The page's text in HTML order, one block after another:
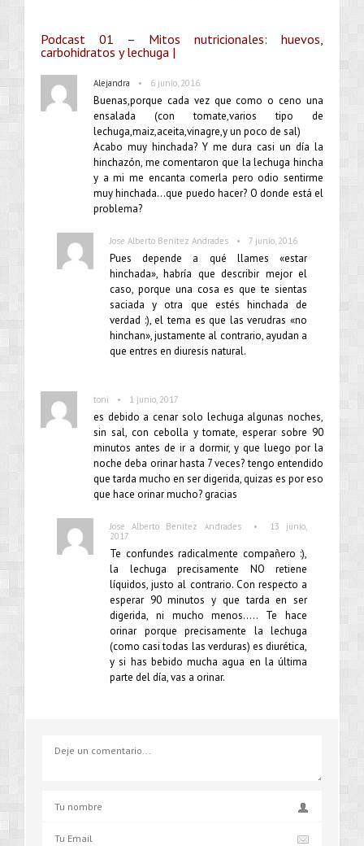
Podcast 01 – Mitos nutricionales: huevos,
carbohidratos y lechuga |
Alejandra • 6 junio, 2016
Buenas,porque cada vez que como o ceno una
ensalada (con tomate,varios tipo de
lechuga,maiz,aceita,vinagre,y un poco de sal)
Acabo muy hinchada? Y me dura casi un día la
hinchazón, me comentaron que la lechuga hincha
y a mi me encanta comerla pero odio sentirme
muy hinchada…que puedo hacer? O donde está el
problema?
Jose Alberto Benítez Andrades • 7 junio, 2016
Pues depende a qué llames «estar
hinchada», habría que describir mejor el
caso, porque una cosa es que te sientas
saciada y otra que estés hinchada de
verdad :), el tema es que las verudras «no
hinchan», justamente al contrario, ayudan a
que entres en diuresis natural.
toni • 1 junio, 2017
es debido a cenar solo lechuga algunas noches,
sin sal, con cebolla y tomate, esperar sobre 90
minutos antes de ir a dormir, y que luego por la
noche deba orinar hasta 7 veces? tengo entendido
que tarda mucho en ser digerida, quizas es por eso
que hace orinar mucho? gracias
Jose Alberto Benítez Andrades •
13 junio,
2017
Te confundes radicalmente compañero :),
la lechuga precisamente NO retiene
líquidos, justo al contrario. Con respecto a
esperar 90 minutos y que tarda en ser
digerida, ni mucho menos….. Te hace
orinar porque precisamente la lechuga
(como casi todas las verduras) es diurética,
y si has bebido mucha agua en la última
parte del día, vas a orinar.